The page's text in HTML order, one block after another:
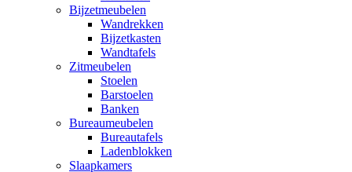
Bijzetmeubelen
Wandrekken
Bijzetkasten
Wandtafels
Zitmeubelen
Stoelen
Barstoelen
Banken
Bureaumeubelen
Bureautafels
Ladenblokken
Slaapkamers